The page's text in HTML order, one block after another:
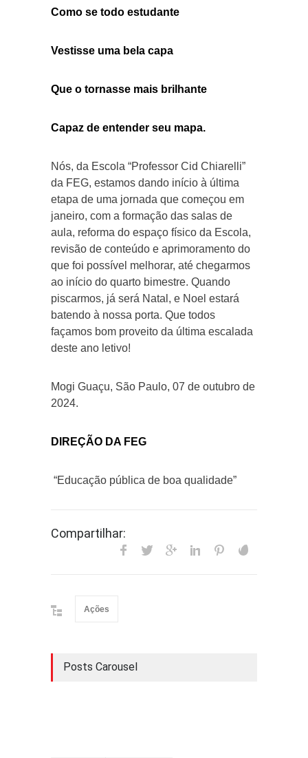
Como se todo estudante
Vestisse uma bela capa
Que o tornasse mais brilhante
Capaz de entender seu mapa.
Nós, da Escola “Professor Cid Chiarelli”
da FEG, estamos dando início à última
etapa de uma jornada que começou em
janeiro, com a formação das salas de
aula, reforma do espaço físico da Escola,
revisão de conteúdo e aprimoramento do
que foi possível melhorar, até chegarmos
ao início do quarto bimestre. Quando
piscarmos, já será Natal, e Noel estará
batendo à nossa porta. Que todos
façamos bom proveito da última escalada
deste ano letivo!
Mogi Guaçu, São Paulo, 07 de outubro de
2024.
DIREÇÃO DA FEG
“Educação pública de boa qualidade”
Compartilhar:
Ações
Posts Carousel